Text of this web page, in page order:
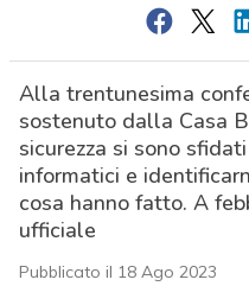
Alla trentunesima
sostenuto dalla Casa
sicurezza si sono
informatici e
cosa hanno fatto. A
ufficiale
Pubblicato il 18 Ago 2023